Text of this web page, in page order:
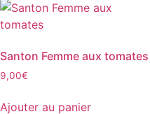
Santon Femme aux tomates
9,00€
Ajouter au panier